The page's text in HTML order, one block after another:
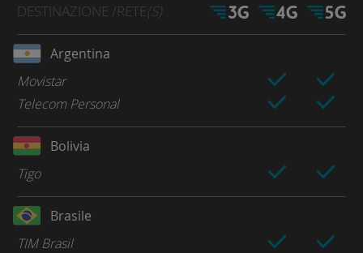
DESTINAZIONE /RETE(S)
Argentina
Movistar
Telecom Personal
Bolivia
Tigo
Brasile
TIM Brasil